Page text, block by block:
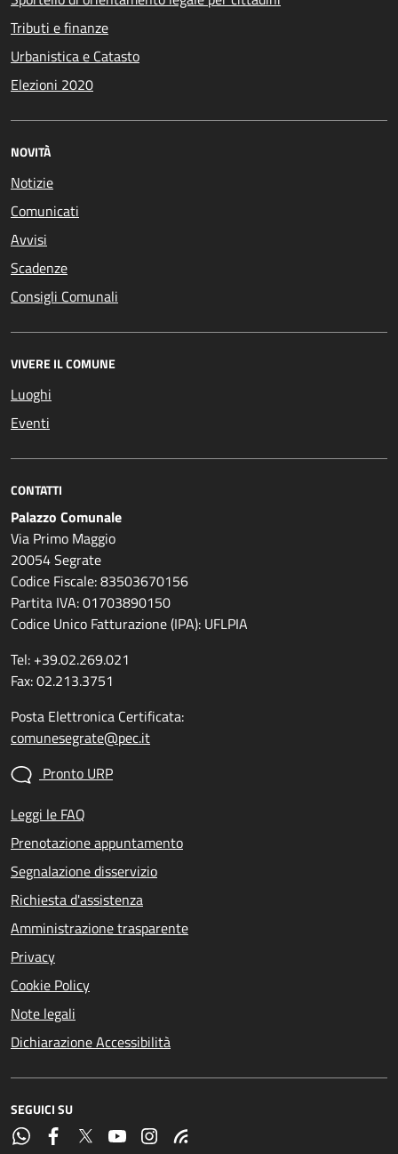
Tributi e finanze
Urbanistica e Catasto
Elezioni 2020
NOVITÀ
Notizie
Comunicati
Avvisi
Scadenze
Consigli Comunali
VIVERE IL COMUNE
Luoghi
Eventi
CONTATTI
Palazzo Comunale
Via Primo Maggio
20054 Segrate
Codice Fiscale: 83503670156
Partita IVA: 01703890150
Codice Unico Fatturazione (IPA): UFLPIA
Tel: +39.02.269.021
Fax: 02.213.3751
Posta Elettronica Certificata:
comunesegrate@pec.it
Pronto URP
Leggi le FAQ
Prenotazione appuntamento
Segnalazione disservizio
Richiesta d'assistenza
Amministrazione trasparente
Privacy
Cookie Policy
Note legali
Dichiarazione Accessibilità
SEGUICI SU